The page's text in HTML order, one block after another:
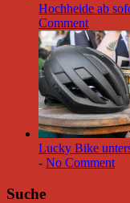
Hochheide ab
Comment
Lucky Bike
- No Comment
Suche